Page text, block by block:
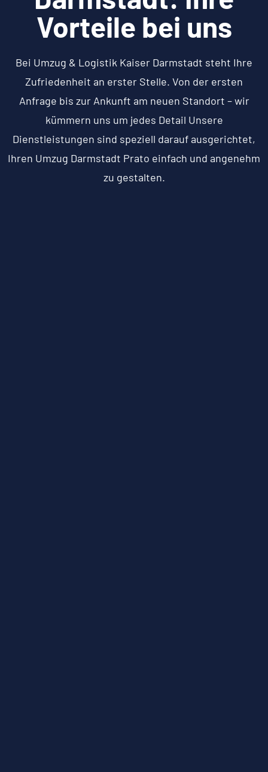
Vorteile bei uns
Bei Umzug & Logistik Kaiser Darmstadt steht Ihre
Zufriedenheit an erster Stelle. Von der ersten
Anfrage bis zur Ankunft am neuen Standort – wir
kümmern uns um jedes Detail Unsere
Dienstleistungen sind speziell darauf ausgerichtet,
Ihren Umzug Darmstadt Prato einfach und angenehm
zu gestalten.